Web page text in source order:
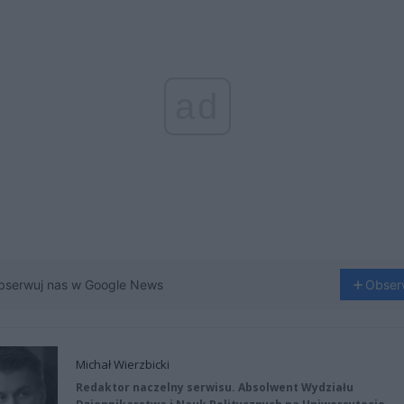
nas w Google News
Michał Wierzbicki
Redaktor naczelny serwisu. Absolwent Wydziału